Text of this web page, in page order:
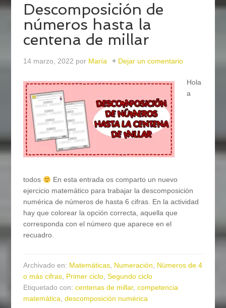
Descomposición de
números hasta la
centena de millar
14 marzo, 2022 por María Dejar un comentario
Hola
a
todos
En esta entrada os comparto un nuevo
ejercicio matemático para trabajar la descomposición
numérica de números de hasta 6 cifras. En la actividad
hay que colorear la opción correcta, aquella que
corresponda con el número que aparece en el
recuadro.
Archivado en: Matemáticas, Numeración, Números de 4
o más cifras, Primer ciclo,Segundo ciclo
Etiquetado con:centenas de millar,competencia
matemática,descomposición numérica